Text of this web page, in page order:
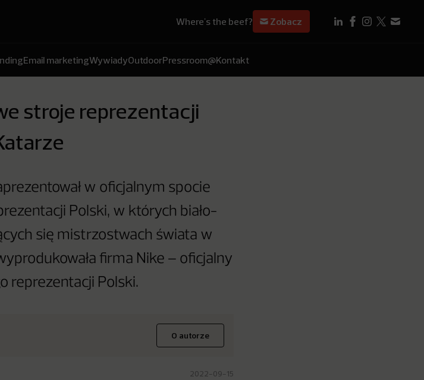
Where's the beef? Zobacz
Email marketingWywiadyOutdoorPressroom@Kontakt
stroje reprezentacji
w oficjalnym spocie
Polski, w których biało-
się mistrzostwach świata w
firma Nike – oficjalny
reprezentacji Polski.
O autorze
2022-09-15